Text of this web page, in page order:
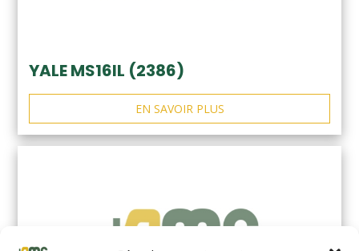
YALE MS16IL (2386)
EN SAVOIR PLUS